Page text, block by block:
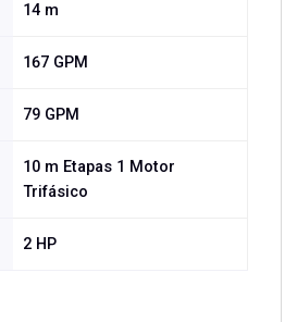
14 m
167 GPM
79 GPM
10 m Etapas 1 Motor
Trifásico
2 HP